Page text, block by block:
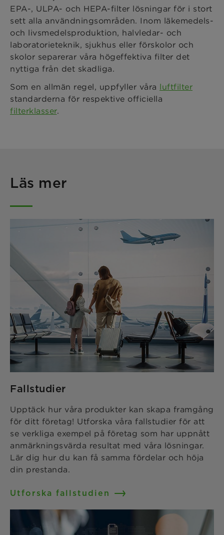
EPA-, ULPA- och HEPA-filter lösningar för i stort
sett alla användningsområden. Inom läkemedels-
och livsmedelsproduktion, halvledar- och
laboratorieteknik, sjukhus eller förskolor och
skolor separerar våra högeffektiva filter det
nyttiga från det skadliga.
Som en allmän regel, uppfyller våra luftfilter
standarderna för respektive officiella
filterklasser.
Läs mer
Fallstudier
Upptäck hur våra produkter kan skapa framgång
för ditt företag! Utforska våra fallstudier för att
se verkliga exempel på företag som har uppnått
anmärkningsvärda resultat med våra lösningar.
Lär dig hur du kan få samma fördelar och höja
din prestanda.
Utforska fallstudien